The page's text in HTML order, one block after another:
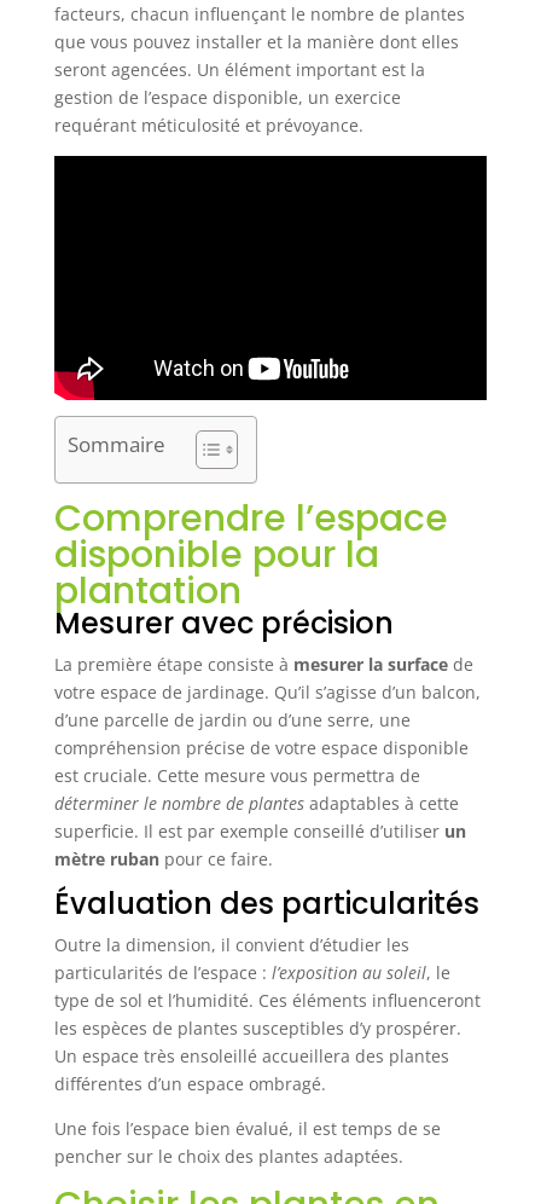
facteurs, chacun influençant le nombre de plantes
que vous pouvez installer et la manière dont elles
seront agencées. Un élément important est la
gestion de l’espace disponible, un exercice
requérant méticulosité et prévoyance.
Sommaire
Comprendre l’espace
disponible pour la
plantation
Mesurer avec précision
La première étape consiste à mesurer la surfacede
votre espace de jardinage. Qu’il s’agisse d’un balcon,
d’une parcelle de jardin ou d’une serre, une
compréhension précise de votre espace disponible
est cruciale. Cette mesure vous permettra de
déterminer le nombre de plantesadaptables à cette
superficie. Il est par exemple conseillé d’utiliser un
mètre rubanpour ce faire.
Évaluation des particularités
Outre la dimension, il convient d’étudier les
particularités de l’espace : l’exposition au soleil, le
type de sol et l’humidité. Ces éléments influenceront
les espèces de plantes susceptibles d’y prospérer.
Un espace très ensoleillé accueillera des plantes
différentes d’un espace ombragé.
Une fois l’espace bien évalué, il est temps de se
pencher sur le choix des plantes adaptées.